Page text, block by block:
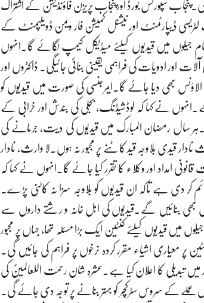
سپورٹس بورڈ اورپنجاب پریزن فاؤنڈیشن کے اشتراک
لٹریسی ڈیپارٹمنٹ اور نیشنل کمیشن فار ویمن ڈویلپمنٹ کے
جیلوں میں قیدیوں کیلئے میڈیکل کیمپ لگائے گا۔انہوں
اور ادویات کی فراہمی یقینی بنائی جائیگی۔ ڈاکٹروں اور
الاؤنس بھی دیا جائے گا۔ایمرجنسی کی صورت میں قیدیوں کو
نے کہا کہ لوڈشیڈنگ، بجلی کی بندش اور خرابی کے
سال رمضان المبارک میں قیدیوں کی دیت، جرمانے کی
نادار قیدی بلاوجہ قید کاٹنے پر مجبور نہ ہوں۔لا وارث، نادار
امداد اور وکلاء کا تقرر کیا جائے گا۔انہوں نے کہا کہ
کر دی ہے تاکہ ان قیدیوں کو بلاوجہ سزا نہ کاٹنی پڑے۔
بھی بنائیں گے۔قیدیوں کی اہل خانہ و رشتے داروں سے
میں قیدیوں کیلئے کنٹین ایک بڑا مسئلہ تھا، جہاں پر مجبور
پر معیاری اشیاء مقرر کردہ نرخوں پر فراہم کی جائیں گی۔
میں تبدیلی کا اعلان کیا ہے۔عشرہ شان رحمت اللعالمینؐ کی
کے سروس سٹرکچر کو بہتر بنانے پر توجہ دی جائے گی۔